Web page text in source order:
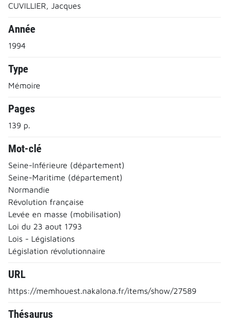
CUVILLIER, Jacques
Année
1994
Type
Mémoire
Pages
139 p.
Mot-clé
Seine-Inférieure (département)
Seine-Maritime (département)
Normandie
Révolution française
Levée en masse (mobilisation)
Loi du 23 aout 1793
Lois - Législations
Législation révolutionnaire
URL
https://memhouest.nakalona.fr/items/show/27589
Thésaurus